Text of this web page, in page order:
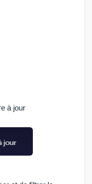
à jour